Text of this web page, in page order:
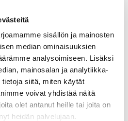
sisällön ja mainosten
median ominaisuuksien
analysoimiseen. Lisäksi
mainosalan ja analytiikka-
siitä, miten käytät
voivat yhdistää näitä
olet antanut heille tai joita on
heidän palvelujaan.
ja maapallon hyväksi?
Ruokahävikki